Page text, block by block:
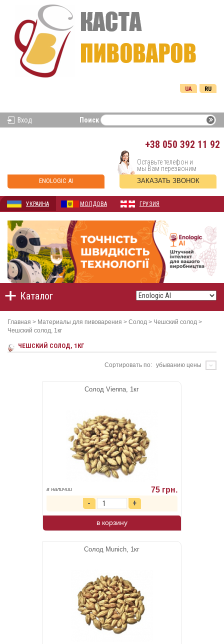
RU
UA
Вход Поиск
+38 050 392 11 92
ENOLOGIC AI
Оставьте телефон и
мы Вам перезвоним
ЗАКАЗАТЬ ЗВОНОК
УКРАИНА МОЛДОВА ГРУЗИЯ
Каталог
Главная > Материалы для пивоварения > Солод > Чешский солод >
Чешский солод, 1кг
ЧЕШСКИЙ СОЛОД, 1КГ
Сортировать по: убыванию цены
Солод Vienna, 1кг
в наличии 75 грн.
в корзину
Солод Munich, 1кг